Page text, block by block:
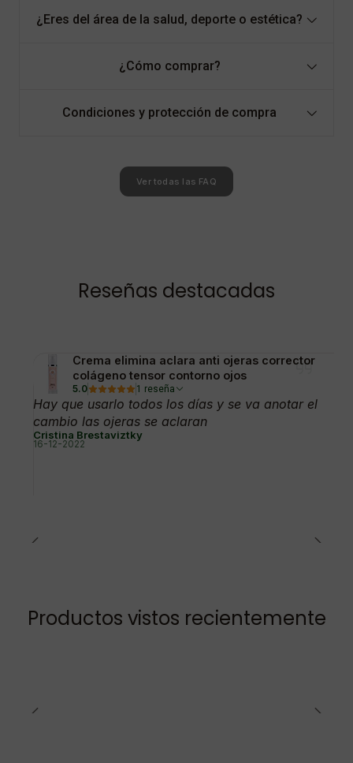
¿Eres del área de la salud, deporte o estética?
¿Cómo comprar?
Condiciones y protección de compra
Ver todas las FAQ
Reseñas destacadas
Crema elimina aclara anti ojeras corrector
colágeno tensor contorno ojos
5.0 1 reseña
Hay que usarlo todos los días y se va anotar el
cambio las ojeras se aclaran
Cristina Brestaviztky
16-12-2022
Productos vistos recientemente